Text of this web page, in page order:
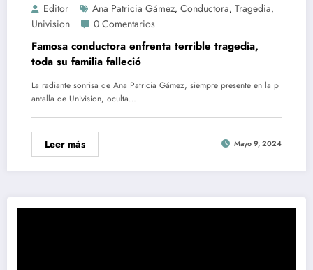
Editor Ana Patricia Gámez, Conductora, Tragedia,
Univision 0 Comentarios
Famosa conductora enfrenta terrible tragedia,
toda su familia falleció
La radiante sonrisa de Ana Patricia Gámez, siempre presente en la p
antalla de Univision, oculta…
Leer más Mayo 9, 2024